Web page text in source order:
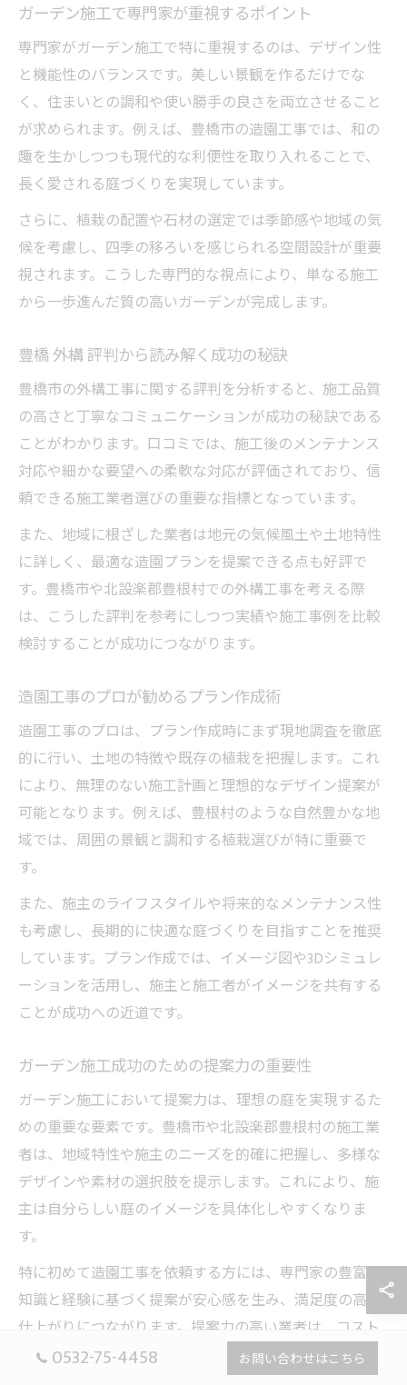
ガーデン施工で専門家が重視するポイント
専門家がガーデン施工で特に重視するのは、デザイン性
と機能性のバランスです。美しい景観を作るだけでな
く、住まいとの調和や使い勝手の良さを両立させること
が求められます。例えば、豊橋市の造園工事では、和の
趣を生かしつつも現代的な利便性を取り入れることで、
長く愛される庭づくりを実現しています。
さらに、植栽の配置や石材の選定では季節感や地域の気
候を考慮し、四季の移ろいを感じられる空間設計が重要
視されます。こうした専門的な視点により、単なる施工
から一歩進んだ質の高いガーデンが完成します。
豊橋 外構 評判から読み解く成功の秘訣
豊橋市の外構工事に関する評判を分析すると、施工品質
の高さと丁寧なコミュニケーションが成功の秘訣である
ことがわかります。口コミでは、施工後のメンテナンス
対応や細かな要望への柔軟な対応が評価されており、信
頼できる施工業者選びの重要な指標となっています。
また、地域に根ざした業者は地元の気候風土や土地特性
に詳しく、最適な造園プランを提案できる点も好評で
す。豊橋市や北設楽郡豊根村での外構工事を考える際
は、こうした評判を参考にしつつ実績や施工事例を比較
検討することが成功につながります。
造園工事のプロが勧めるプラン作成術
造園工事のプロは、プラン作成時にまず現地調査を徹底
的に行い、土地の特徴や既存の植栽を把握します。これ
により、無理のない施工計画と理想的なデザイン提案が
可能となります。例えば、豊根村のような自然豊かな地
域では、周囲の景観と調和する植栽選びが特に重要で
す。
また、施主のライフスタイルや将来的なメンテナンス性
も考慮し、長期的に快適な庭づくりを目指すことを推奨
しています。プラン作成では、イメージ図や3Dシミュレ
ーションを活用し、施主と施工者がイメージを共有する
ことが成功への近道です。
ガーデン施工成功のための提案力の重要性
ガーデン施工において提案力は、理想の庭を実現するた
めの重要な要素です。豊橋市や北設楽郡豊根村の施工業
者は、地域特性や施主のニーズを的確に把握し、多様な
デザインや素材の選択肢を提示します。これにより、施
主は自分らしい庭のイメージを具体化しやすくなりま
す。
特に初めて造園工事を依頼する方には、専門家の豊富な
知識と経験に基づく提案が安心感を生み、満足度の高い
仕上がりにつながります。提案力の高い業者は、コスト
面や施工期間の調整も柔軟に対応し、トータルでの満足
0532-75-4458 お問い合わせはこちら